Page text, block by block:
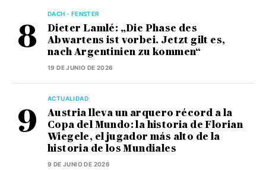
DACH - FENSTER
Dieter Lamlé: „Die Phase des
Abwartens ist vorbei. Jetzt gilt es,
nach Argentinien zu kommen“
19 DE JUNIO DE 2026
ACTUALIDAD
Austria lleva un arquero récord a la
Copa del Mundo: la historia de Florian
Wiegele, el jugador más alto de la
historia de los Mundiales
9 DE JUNIO DE 2026